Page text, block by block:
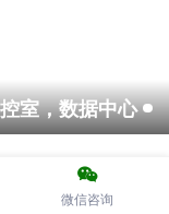
室，数据中心
微信咨询